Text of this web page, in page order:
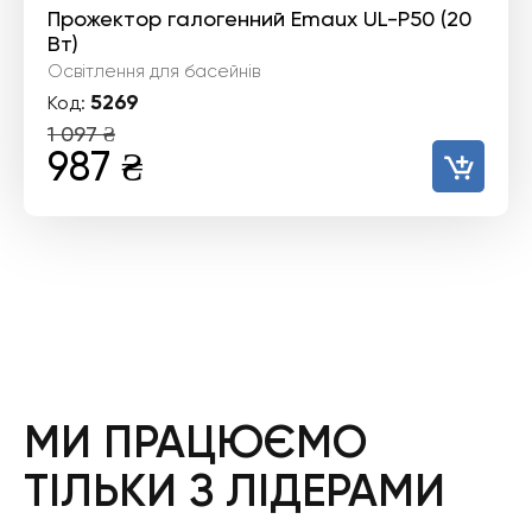
Прожектор галогенний Emaux UL-P50 (20
Вт)
Освітлення для басейнів
Код: 5269
1 097₴
Оригінальна
987 ₴
МИ ПРАЦЮЄМО
ТІЛЬКИ З ЛІДЕРАМИ